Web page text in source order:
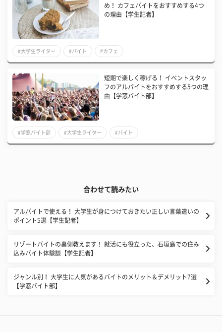
め！ カフェバイトをおすすめする4つ
の理由【学生記者】
#大学生ライター #バイト #カフェ
短期で楽しく稼げる！ イベントスタッ
フのアルバイトをおすすめする5つの理
由【学窓バイト部】
#学窓バイト部 #大学生ライター #バイト
合わせて読みたい
アルバイトで使える！ 大学生が身につけておきたい正しい言葉遣いの
ポイント5選【学生記者】
リゾートバイトの裏側教えます！ 就活にも役立った、石垣島での住み
込みバイト体験談【学生記者】
ジャンル別！ 大学生に人気があるバイトのメリット＆デメリット7選
【学窓バイト部】